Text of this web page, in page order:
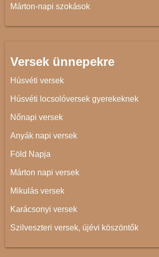
Márton-napi szokások
Versek ünnepekre
Húsvéti versek
Húsvéti locsolóversek gyerekeknek
Nőnapi versek
Anyák napi versek
Föld Napja
Márton napi versek
Mikulás versek
Karácsonyi versek
Szilveszteri versek, újévi köszöntők